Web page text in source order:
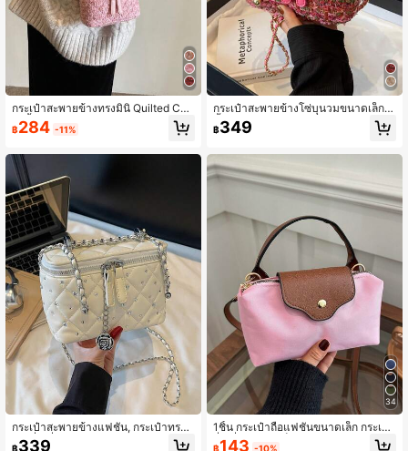
กระเป๋าสะพายข้างทรงมินิ Quilted Cha
in น้ำหนักเบาและพกพาสะดวก กระเป๋า
Bucket ลายสก๊อตมินิแฟชั่นลำลอง เหม
ยาลัย ผู้เชี่ยวชาญรุ่นใหม่ และพนักงานอ
อฟฟิศ ไอเทมจำเป็นสำหรับฤดูใบไม้ร่ว
ง/ฤดูหนาว เหมาะสำหรับWork, Office,
Commuting, University, Autumn/Wi
nter และกิจกรรมกลางแจ้ง
฿284 -11%
กระเป๋าสะพายข้างแฟชั่น, กระเป๋าทรงก
ล่องสี่เหลี่ยมมีโครง, กระเป๋าควิลท์เงางา
฿339
กระเป๋าสะพายข้างโซ่บุนวมขนาดเล็ก,
น้ำหนักเบาและพกพาได้, กระเป๋าทรงถัง
ลายสก๊อตขนาดเล็กแฟชั่นลำลอง, เหมา
านออฟฟิศ, ของใช้จำเป็นสำหรับฤดูใบ
ไม้ร่วง/ฤดูหนาว, ใช้ได้สำหรับทำงาน,
ออฟฟิศ, เดินทาง, มหาวิทยาลัย, ฤดูใบไ
ม้ร่วง/ฤดูหนาว และกิจกรรมกลางแจ้ง
฿349
34
1ชิ้น กระเป๋าถือแฟชั่นขนาดเล็ก กระเป๋า
สี่เหลี่ยมขนาดเล็ก กระเป๋าสะพายไหล่ผู้
฿143 -10%